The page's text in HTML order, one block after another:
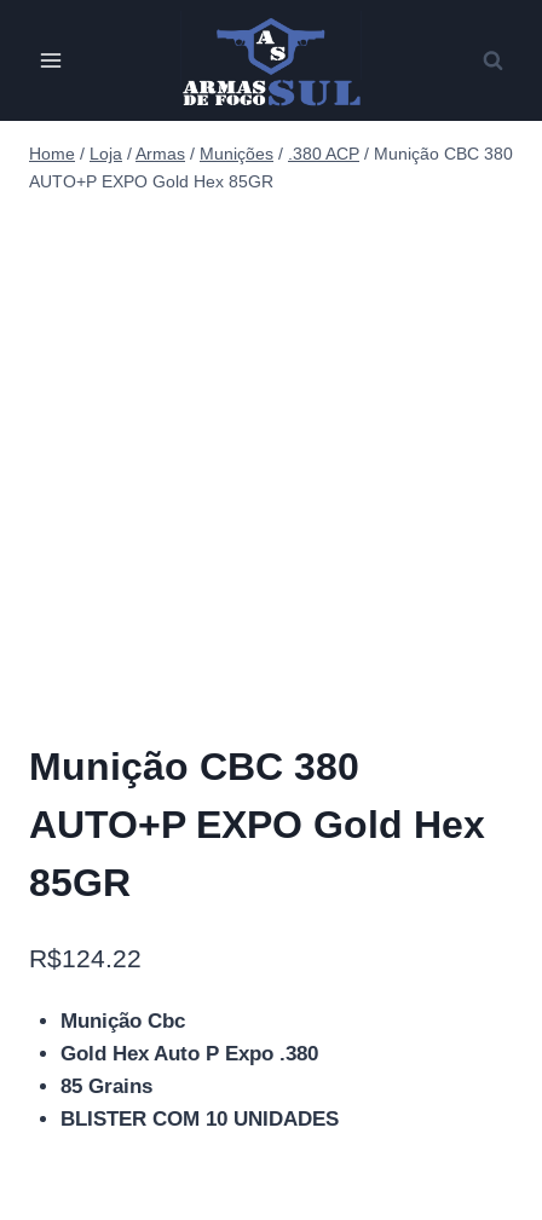
Home / Loja /Armas / Munições / .380 ACP / Munição CBC 380
AUTO+P EXPO Gold Hex 85GR
Munição CBC 380
AUTO+P EXPO Gold Hex
85GR
R$124.22
Munição Cbc
Gold Hex Auto P Expo .380
85 Grains
BLISTER COM 10 UNIDADES